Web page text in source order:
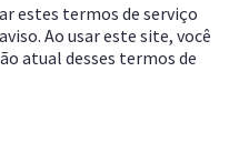
estes termos de serviço
Ao usar este site, você
atual desses termos de